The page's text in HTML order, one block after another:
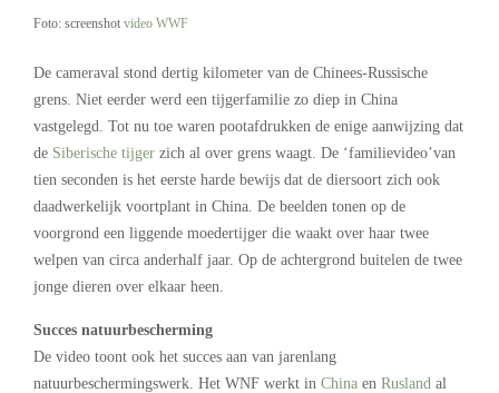
Foto: screenshot video WWF
De cameraval stond dertig kilometer van de Chinees-Russische
grens. Niet eerder werd een tijgerfamilie zo diep in China
vastgelegd. Tot nu toe waren pootafdrukken de enige aanwijzing dat
de Siberische tijger zich al over grens waagt. De ‘familievideo’van
tien seconden is het eerste harde bewijs dat de diersoort zich ook
daadwerkelijk voortplant in China. De beelden tonen op de
voorgrond een liggende moedertijger die waakt over haar twee
welpen van circa anderhalf jaar. Op de achtergrond buitelen de twee
jonge dieren over elkaar heen.
Succes natuurbescherming
De video toont ook het succes aan van jarenlang
natuurbeschermingswerk. Het WNF werkt in China en Rusland al